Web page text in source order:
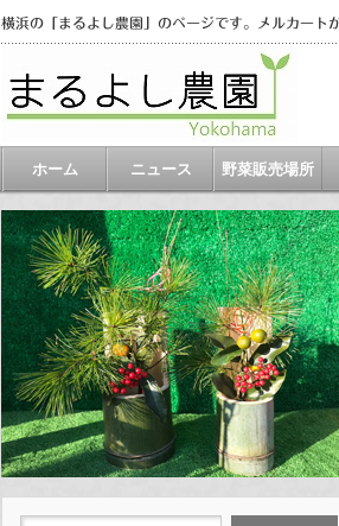
横浜の「まるよし農園」のページです。メルカート
ホーム ニュース 野菜販売場所